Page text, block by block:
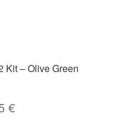
Kit – Olive Green
€